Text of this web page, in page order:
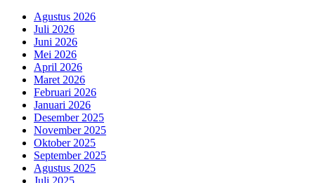
Agustus 2026
Juli 2026
Juni 2026
Mei 2026
April 2026
Maret 2026
Februari 2026
Januari 2026
Desember 2025
November 2025
Oktober 2025
September 2025
Agustus 2025